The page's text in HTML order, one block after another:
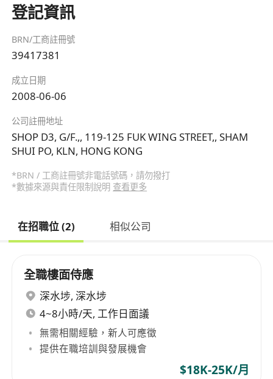
登記資訊
BRN/工商註冊號
39417381
成立日期
2008-06-06
公司註冊地址
SHOP D3, G/F.,, 119-125 FUK WING STREET,, SHAM
SHUI PO, KLN, HONG KONG
*BRN / 工商註冊號非電話號碼，請勿撥打
*數據來源與責任限制說明 查看更多
在招職位 (2) 相似公司
全職樓面侍應
深水埗, 深水埗
4~8小時/天, 工作日面議
無需相關經驗，新人可應徵
提供在職培訓與發展機會
$18K-25K/月